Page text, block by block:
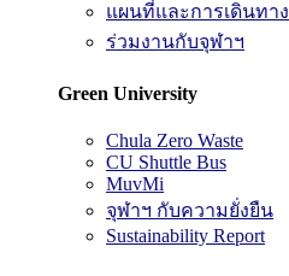
แผนที่และการเดินทาง
ร่วมงานกับจุฬาฯ
Green University
Chula Zero Waste
CU Shuttle Bus
MuvMi
จุฬาฯ กับความยั่งยืน
Sustainability Report